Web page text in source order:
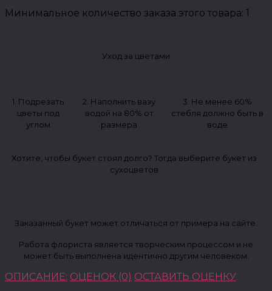
Минимальное количество заказа этого товара: 1
Уход за цветами
1. Подрезать
цветы под
углом
2. Наполнить вазу
водой на 80% от
размера
3. Не менее 60%
стебля должно быть в
воде
Хотите, чтобы букет стоял долго? Тогда выберите букет из
сухоцветов
Заказанный букет может отличаться от примера на сайте.
Работа флориста является творческим процессом и не
может быть выполнена идентично другим человеком.
ОПИСАНИЕ: ОЦЕНОК (0) ОСТАВИТЬ ОЦЕНКУ